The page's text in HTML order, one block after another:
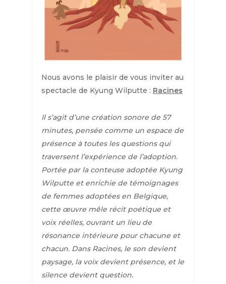
Nous avons le plaisir de vous inviter au
spectacle de Kyung Wilputte : Racines
Il s’agit d’une création sonore de 57
minutes, pensée comme un espace de
présence à toutes les questions qui
traversent l’expérience de l’adoption.
Portée par la conteuse adoptée Kyung
Wilputte et enrichie de témoignages
de femmes adoptées en Belgique,
cette œuvre mêle récit poétique et
voix réelles, ouvrant un lieu de
résonance intérieure pour chacune et
chacun. Dans Racines, le son devient
paysage, la voix devient présence, et le
silence devient question.